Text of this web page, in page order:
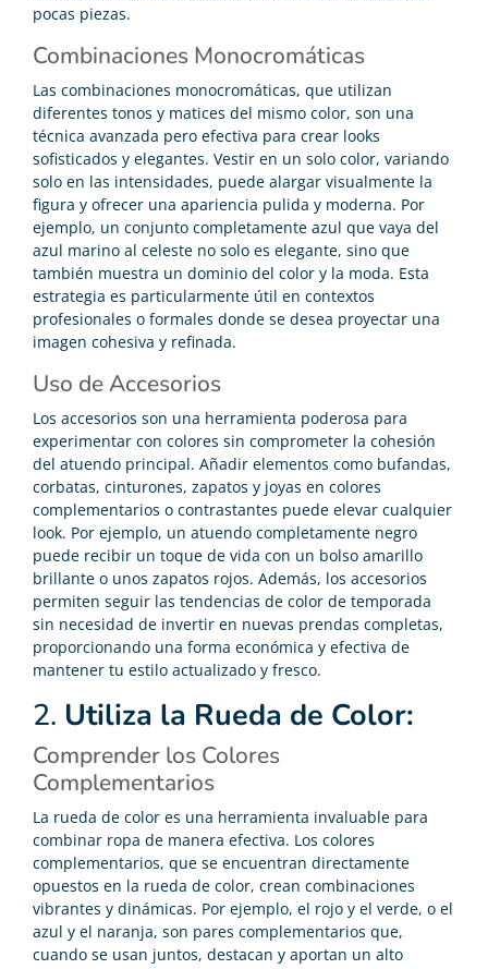
pocas piezas.
Combinaciones Monocromáticas
Las combinaciones monocromáticas, que utilizan
diferentes tonos y matices del mismo color, son una
técnica avanzada pero efectiva para crear looks
sofisticados y elegantes. Vestir en un solo color, variando
solo en las intensidades, puede alargar visualmente la
figura y ofrecer una apariencia pulida y moderna. Por
ejemplo, un conjunto completamente azul que vaya del
azul marino al celeste no solo es elegante, sino que
también muestra un dominio del color y la moda. Esta
estrategia es particularmente útil en contextos
profesionales o formales donde se desea proyectar una
imagen cohesiva y refinada.
Uso de Accesorios
Los accesorios son una herramienta poderosa para
experimentar con colores sin comprometer la cohesión
del atuendo principal. Añadir elementos como bufandas,
corbatas, cinturones, zapatos y joyas en colores
complementarios o contrastantes puede elevar cualquier
look. Por ejemplo, un atuendo completamente negro
puede recibir un toque de vida con un bolso amarillo
brillante o unos zapatos rojos. Además, los accesorios
permiten seguir las tendencias de color de temporada
sin necesidad de invertir en nuevas prendas completas,
proporcionando una forma económica y efectiva de
mantener tu estilo actualizado y fresco.
2. Utiliza la Rueda de Color:
Comprender los Colores
Complementarios
La rueda de color es una herramienta invaluable para
combinar ropa de manera efectiva. Los colores
complementarios, que se encuentran directamente
opuestos en la rueda de color, crean combinaciones
vibrantes y dinámicas. Por ejemplo, el rojo y el verde, o el
azul y el naranja, son pares complementarios que,
cuando se usan juntos, destacan y aportan un alto